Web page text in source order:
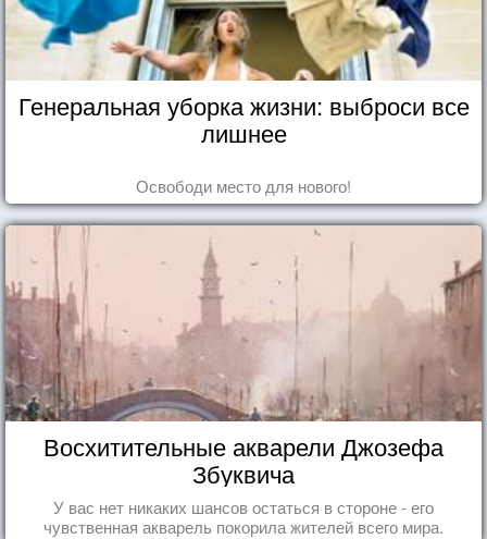
Генеральная уборка жизни: выброси все
лишнее
Освободи место для нового!
Восхитительные акварели Джозефа
Збуквича
У вас нет никаких шансов остаться в стороне - его
чувственная акварель покорила жителей всего мира.